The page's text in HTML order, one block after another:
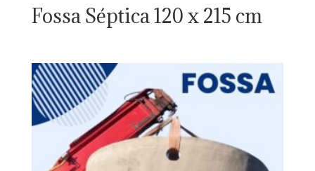
Fossa Séptica 120 x 215 cm